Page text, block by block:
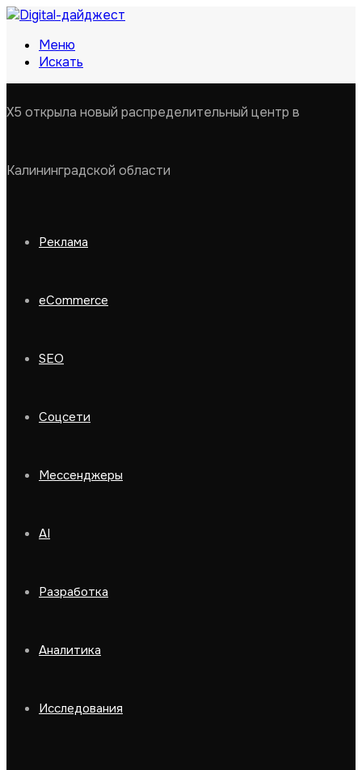
Меню
Искать
X5 открыла новый распределительный центр в
Калининградской области
Реклама
eCommerce
SEO
Соцсети
Мессенджеры
AI
Разработка
Аналитика
Исследования